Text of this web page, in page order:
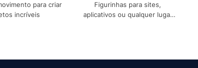
para criar
incríveis
Figurinhas para sites,
aplicativos ou qualquer lugar